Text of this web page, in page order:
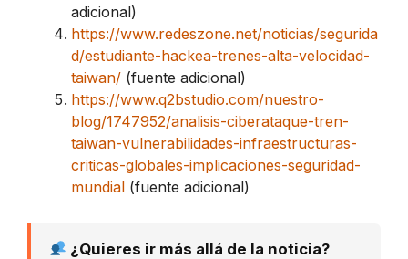
adicional)
https://www.redeszone.net/noticias/segurida
d/estudiante-hackea-trenes-alta-velocidad-
taiwan/ (fuente adicional)
https://www.q2bstudio.com/nuestro-
blog/1747952/analisis-ciberataque-tren-
taiwan-vulnerabilidades-infraestructuras-
criticas-globales-implicaciones-seguridad-
mundial (fuente adicional)
¿Quieres ir más allá de la noticia?